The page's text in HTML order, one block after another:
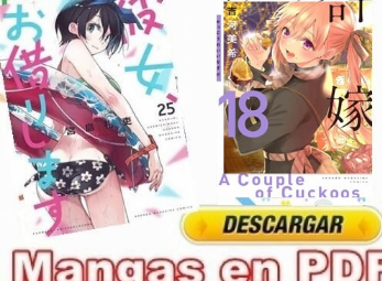
Skip to content